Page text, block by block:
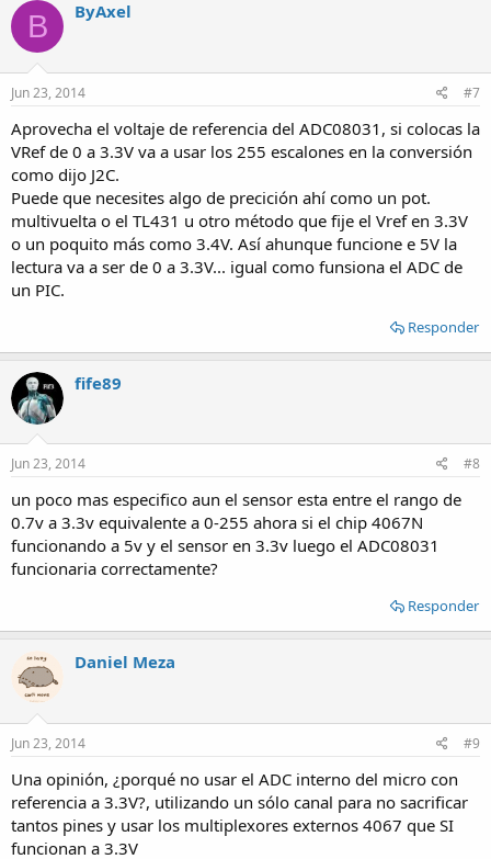
B ByAxel
Jun 23, 2014 #7
Aprovecha el voltaje de referencia del ADC08031, si colocas la
VRef de 0 a 3.3V va a usar los 255 escalones en la conversión
como dijo J2C.
Puede que necesites algo de precición ahí como un pot.
multivuelta o el TL431 u otro método que fije el Vref en 3.3V
o un poquito más como 3.4V. Así ahunque funcione e 5V la
lectura va a ser de 0 a 3.3V... igual como funsiona el ADC de
un PIC.
Responder
fife89
Jun 23, 2014 #8
un poco mas especifico aun el sensor esta entre el rango de
0.7v a 3.3v equivalente a 0-255 ahora si el chip 4067N
funcionando a 5v y el sensor en 3.3v luego el ADC08031
funcionaria correctamente?
Responder
Daniel Meza
Jun 23, 2014 #9
Una opinión, ¿porqué no usar el ADC interno del micro con
referencia a 3.3V?, utilizando un sólo canal para no sacrificar
tantos pines y usar los multiplexores externos 4067 que SI
funcionan a 3.3V